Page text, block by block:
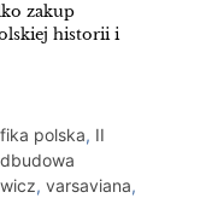
zakup
historii i
polska, II
, varsaviana,